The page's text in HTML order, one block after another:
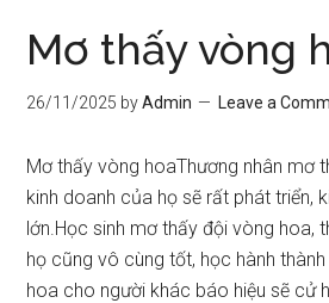
Mơ thấy vòng
26/11/2025 byAdmin Leave a
Mơ thấy vòng hoaThương nhân mơ
kinh doanh của họ sẽ rất phát triển,
lớn.Học sinh mơ thấy đội vòng hoa,
họ cũng vô cùng tốt, học hành
hoa cho người khác báo hiệu sẽ cử